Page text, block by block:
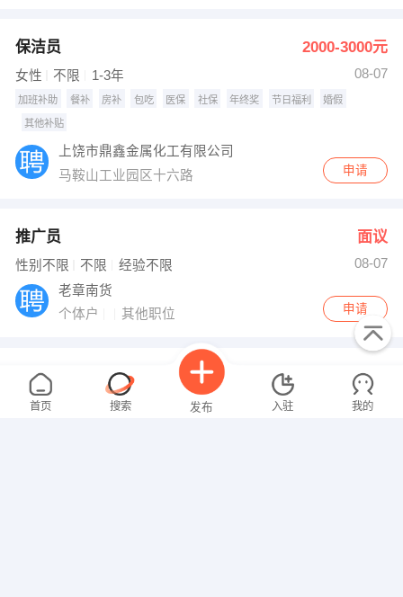
保洁员 2000-3000元
女性 不限 1-3年 08-07
加班补助 餐补 房补 包吃 医保 社保 年终奖 节日福利 婚假
其他补贴
上饶市鼎鑫金属化工有限公司
马鞍山工业园区十六路
申请
推广员 面议
性别不限 不限 经验不限
08-07
老章南货
个体户
其他职位 申请
电商销售 5000-8000元
性别不限 中专/技校 经验不限 08-06
首页 搜索 发布 入驻 我的